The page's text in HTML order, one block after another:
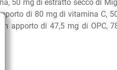
50 mg di estratto secco di
di 80 mg di vitamina C,
apporto di 47,5 mg di OPC,